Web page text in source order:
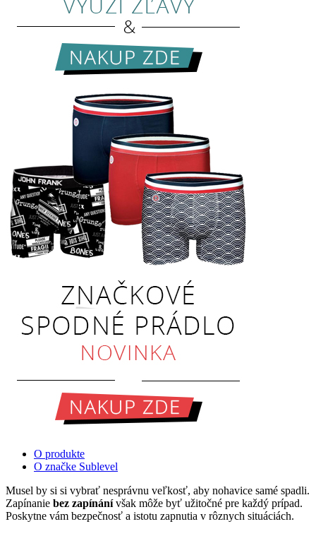
O produkte
O značke Sublevel
Musel by si si vybrať nesprávnu veľkosť, aby nohavice samé spadli.
Zapínanie bez zapínánívšak môže byť užitočné pre každý prípad.
Poskytne vám bezpečnosť a istotu zapnutia v rôznych situáciách.